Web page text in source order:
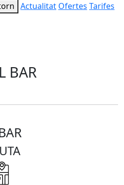
Actualitat Ofertes Tarifes
BAR